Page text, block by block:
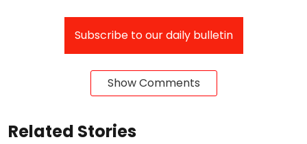
Subscribe to our daily bulletin
Show Comments
Related Stories